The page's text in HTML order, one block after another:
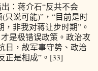
：蒋介石“反共不会
只说可能)”，“目前是时
非我对蒋让步时期”。
是极错误政策。政治攻
日，故军事守势、政治
正是相成”。[33]